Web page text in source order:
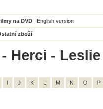
na DVD English version
zboží
Herci -
I J K L M N O P